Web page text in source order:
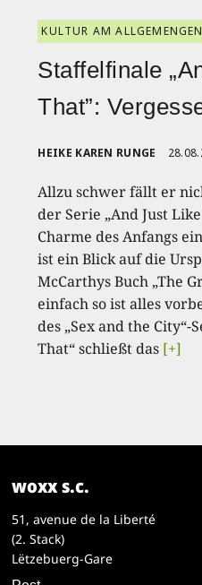
KULTUR AM ALLGEMENGEN
Staffelfinale
That”:
HEIKE KAREN RUNGE
Allzu schwer fällt er
der Serie „And Just
Charme des Anfangs
ist ein Blick auf die
McCarthys Buch „The
einfach so ist alles
des „Sex and the City“-
That“ schließt das [+]
woxx s.c.
51, avenue de la Liberté
(2. Stack)
Lëtzebuerg-Gare